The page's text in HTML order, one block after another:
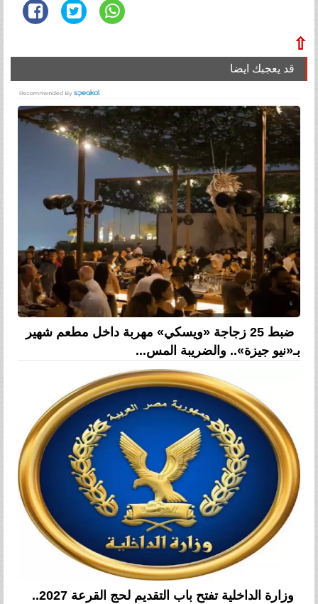
⇧
قد يعجبك ايضا
ضبط 25 زجاجة «ويسكي» مهربة داخل مطعم شهير
بـ«نيو جيزة».. والضريبة المس...
وزارة الداخلية تفتح باب التقديم لحج القرعة 2027..